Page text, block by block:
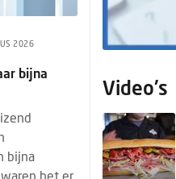
2026
bijna
bijna
het er
Video's